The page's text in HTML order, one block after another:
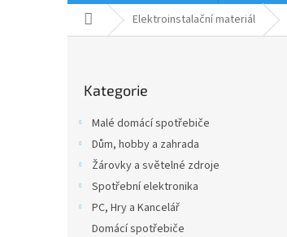
Domů Elektroinstalační materiál
kategorie
Kategorie
Malé domácí spotřebiče
Dům, hobby a zahrada
Žárovky a světelné zdroje
Spotřební elektronika
PC, Hry a Kancelář
Domácí spotřebiče